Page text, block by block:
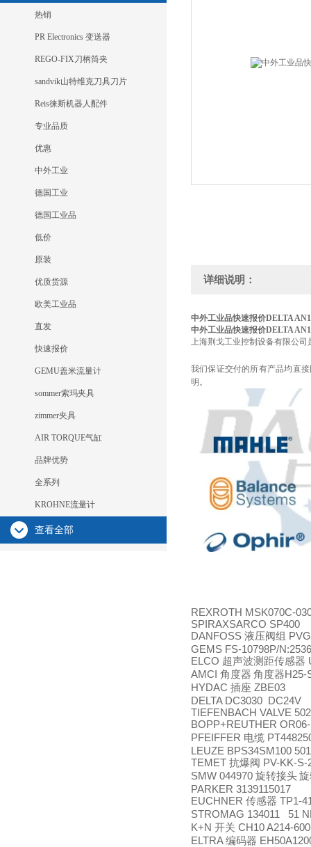
热销
PR Electronics 变送器
REGO-FIX刀柄筒夹
sandvik山特维克刀具刀片
Reis徕斯机器人配件
专业品质
优惠
中外工业
德国工业
德国工业品
低价
原装
优质货源
欧美工业品
直发
快速报价
GEMU盖米流量计
sommer索玛夹具
zimmer夹具
AIR TORQUE气缸
品牌优势
全系列
KROHNE流量计
查看全部
详细说明：
中外工业品快速报价DELTA
中外工业品快速报价DELTA
上海荆戈工业控制设备有限公
我们保证交付的所有产品均直
明。
REXROTH MSK070C-
SPIRAXSARCO SP400
DANFOSS 液压阀组
GEMS FS-10798P/
ELCO 超声波测距传感器
AMCI 角度器 角度器H25-
HYDAC 插座 ZBE03
DELTA DC3030 DC24V
TIEFENBACH VALVE
BOPP+REUTHER
PFEIFFER 电缆
LEUZE BPS34SM100
TEMET 抗爆阀 PV-KK-S-
SMW 044970 旋转接头
PARKER 3139115017
EUCHNER 传感器 TP1-
STROMAG 134011 51
K+N 开关 CH10 A214-
ELTRA编码器